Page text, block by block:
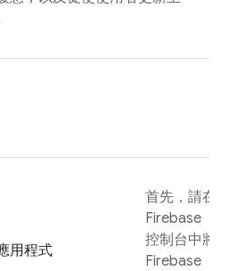
用程式
首先，請在
Firebase
控制台中將
Firebase